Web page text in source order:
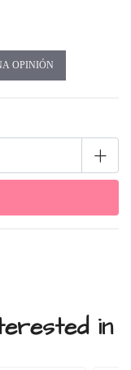
OPINIÓN
+
in